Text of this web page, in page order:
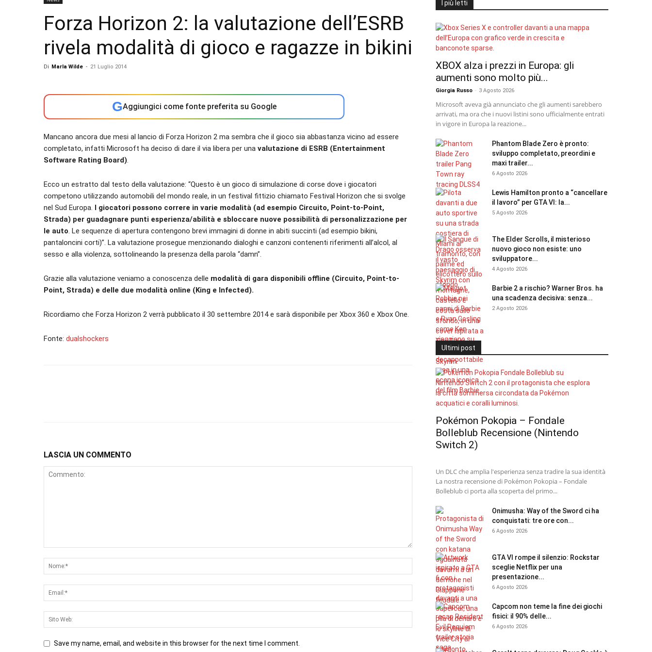
Forza Horizon 2: la valutazione dell’ESRB
rivela modalità di gioco e ragazze in bikini
Di Marla Wilde - 21 Luglio 2014
GAggiungici come fonte preferita su Google
Mancano ancora due mesi al lancio di Forza Horizon 2 ma sembra che il gioco sia abbastanza vicino ad essere
completato, infatti Microsoft ha deciso di dare il via libera per una valutazione di ESRB (Entertainment
Software Rating Board).
Ecco un estratto dal testo della valutazione: “Questo è un gioco di simulazione di corse dove i giocatori
competono utilizzando automobili del mondo reale, in un festival fittizio chiamato Festival Horizon che si svolge
nel Sud Europa. I giocatori possono correre in varie modalità (ad esempio Circuito, Point-to-Point,
Strada) per guadagnare punti esperienza/abilità e sbloccare nuove possibilità di personalizzazione per
le auto. Le sequenze di apertura contengono brevi immagini di donne in abiti succinti (ad esempio bikini,
pantaloncini corti)”. La valutazione prosegue menzionando dialoghi e canzoni contenenti riferimenti all’alcol, al
sesso e alla violenza, sottolineando la presenza della parola “damn”.
Grazie alla valutazione veniamo a conoscenza delle modalità di gara disponibili offline (Circuito, Point-to-
Point, Strada) e delle due modalità online (King e Infected).
Ricordiamo che Forza Horizon 2 verrà pubblicato il 30 settembre 2014 e sarà disponibile per Xbox 360 e Xbox One.
Fonte: dualshockers
LASCIA UN COMMENTO
Save my name, email, and website in this browser for the next time I comment.
I più letti
XBOX alza i prezzi in Europa: gli
aumenti sono molto più...
Giorgia Russo - 3 Agosto 2026
Microsoft aveva già annunciato che gli aumenti sarebbero
arrivati, ma ora che i nuovi listini sono ufficialmente entrati
in vigore in Europa la reazione...
Phantom Blade Zero è pronto:
sviluppo completato, preordini e
maxi trailer...
6 Agosto 2026
Lewis Hamilton pronto a “cancellare
il lavoro” per GTA VI: la...
5 Agosto 2026
The Elder Scrolls, il misterioso
nuovo gioco non esiste: uno
sviluppatore...
4 Agosto 2026
Barbie 2 a rischio? Warner Bros. ha
una scadenza decisiva: senza...
2 Agosto 2026
Ultimi post
Pokémon Pokopia – Fondale
Bolleblub Recensione (Nintendo
Switch 2)
Un DLC che amplia l'esperienza senza tradire la sua identità
La nostra recensione di Pokémon Pokopia – Fondale
Bolleblub ci porta alla scoperta del primo...
Onimusha: Way of the Sword ci ha
conquistati: tre ore con...
6 Agosto 2026
GTA VI rompe il silenzio: Rockstar
sceglie Netflix per una
presentazione...
6 Agosto 2026
Capcom non teme la fine dei giochi
fisici: il 90% delle...
6 Agosto 2026